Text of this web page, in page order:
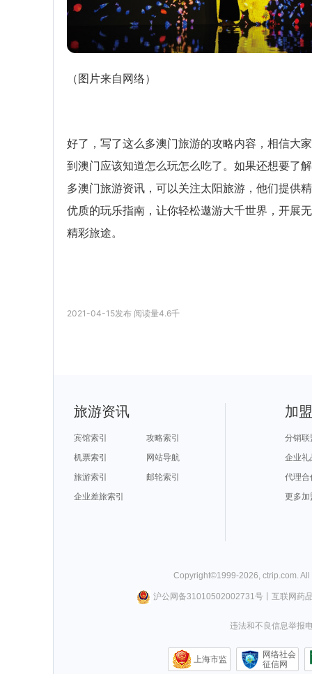
（图片来自网络）
好了，写了这么多澳门旅游的攻略内容，相信大
到澳门应该知道怎么玩怎么吃了。如果还想要了
多澳门旅游资讯，可以关注太阳旅游，他们提供
优质的玩乐指南，让你轻松遨游大千世界，开展
精彩旅途。
2021-04-15发布 阅读量4.6千
旅游资讯
宾馆索引
攻略索引
机票索引
网站导航
旅游索引
邮轮索引
企业差旅索引
加
分销联
企业礼
代理合
更多加
Copyright©1999-2026, ctrip.com.
沪公网备31010502002731号丨 互联网药
违法和不良信息举报
上海市监
网络社会
征信网